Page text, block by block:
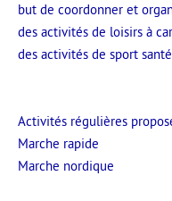
but de coordonner et
des activités de loisirs à
des activités de sport
Activités régulières
Marche rapide
Marche nordique